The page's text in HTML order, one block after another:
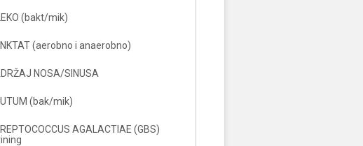
(bakt/mik)
(aerobno i anaerobno)
NOSA/SINUSA
(bak/mik)
AGALACTIAE (GBS)